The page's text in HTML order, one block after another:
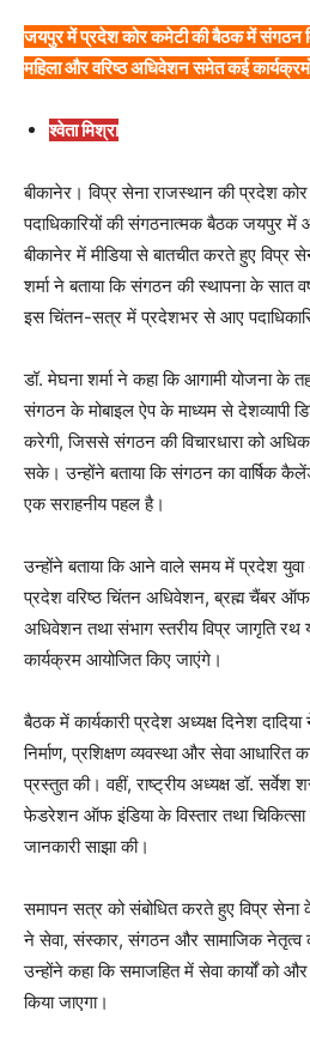
जयपुर में प्रदेश कोर कमेटी की बैठक में संगठन
महिला और वरिष्ठ अधिवेशन समेत कई
श्वेता मिश्रा
बीकानेर। विप्र सेना राजस्थान की प्रदेश
पदाधिकारियों की संगठनात्मक बैठक जयपुर
बीकानेर में मीडिया से बातचीत करते हुए विप्र
शर्मा ने बताया कि संगठन की स्थापना के सात
इस चिंतन-सत्र में प्रदेशभर से आए
डॉ. मेघना शर्मा ने कहा कि आगामी योजना के
संगठन के मोबाइल ऐप के माध्यम से देशव्यापी
करेगी, जिससे संगठन की विचारधारा को
सके। उन्होंने बताया कि संगठन का वार्षिक
एक सराहनीय पहल है।
उन्होंने बताया कि आने वाले समय में प्रदेश
प्रदेश वरिष्ठ चिंतन अधिवेशन, ब्रह्म चैंबर
अधिवेशन तथा संभाग स्तरीय विप्र जागृति रथ
कार्यक्रम आयोजित किए जाएंगे।
बैठक में कार्यकारी प्रदेश अध्यक्ष दिनेश
निर्माण, प्रशिक्षण व्यवस्था और सेवा आधारित
प्रस्तुत की। वहीं, राष्ट्रीय अध्यक्ष डॉ.
फेडरेशन ऑफ इंडिया के विस्तार तथा
जानकारी साझा की।
समापन सत्र को संबोधित करते हुए विप्र सेना
ने सेवा, संस्कार, संगठन और सामाजिक नेतृत्व
उन्होंने कहा कि समाजहित में सेवा कार्यों को
किया जाएगा।